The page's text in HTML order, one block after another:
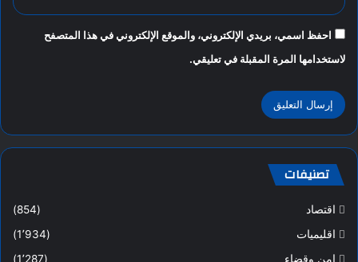
احفظ اسمي، بريدي الإلكتروني، والموقع الإلكتروني في هذا المتصفح
لاستخدامها المرة المقبلة في تعليقي.
تصنيفات
اقتصاد
(854)
اقليميات
(1٬934)
امن وقضاء
(1٬287)